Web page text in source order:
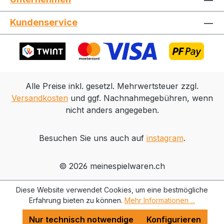
Gesicht und dreiblättriger Sense. Seit
Naruto Shippuden Fans auf der ganzen
Jubiläum erscheinen nun die ersten
gestalteten Figuren laden mit tollen
Details und authentischen Extras zum
Nachspielen legendärer Szenen und
Kreativer Spielspaß für Animefans jeden
Kundenservice
Alle Preise inkl. gesetzl. Mehrwertsteuer zzgl.
Versandkostenund ggf. Nachnahmegebühren, wenn
nicht anders angegeben.
Besuchen Sie uns auch auf instagram.
© 2026 meinespielwaren.ch
Diese Website verwendet Cookies, um eine bestmögliche
Erfahrung bieten zu können. Mehr Informationen ...
Nur technisch notwendige Konfigurieren